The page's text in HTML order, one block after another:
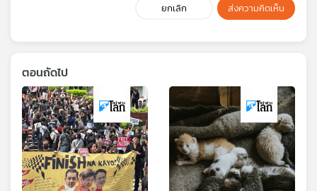
ยกเลิก ส่งความคิดเห็น
ตอนถัดไป